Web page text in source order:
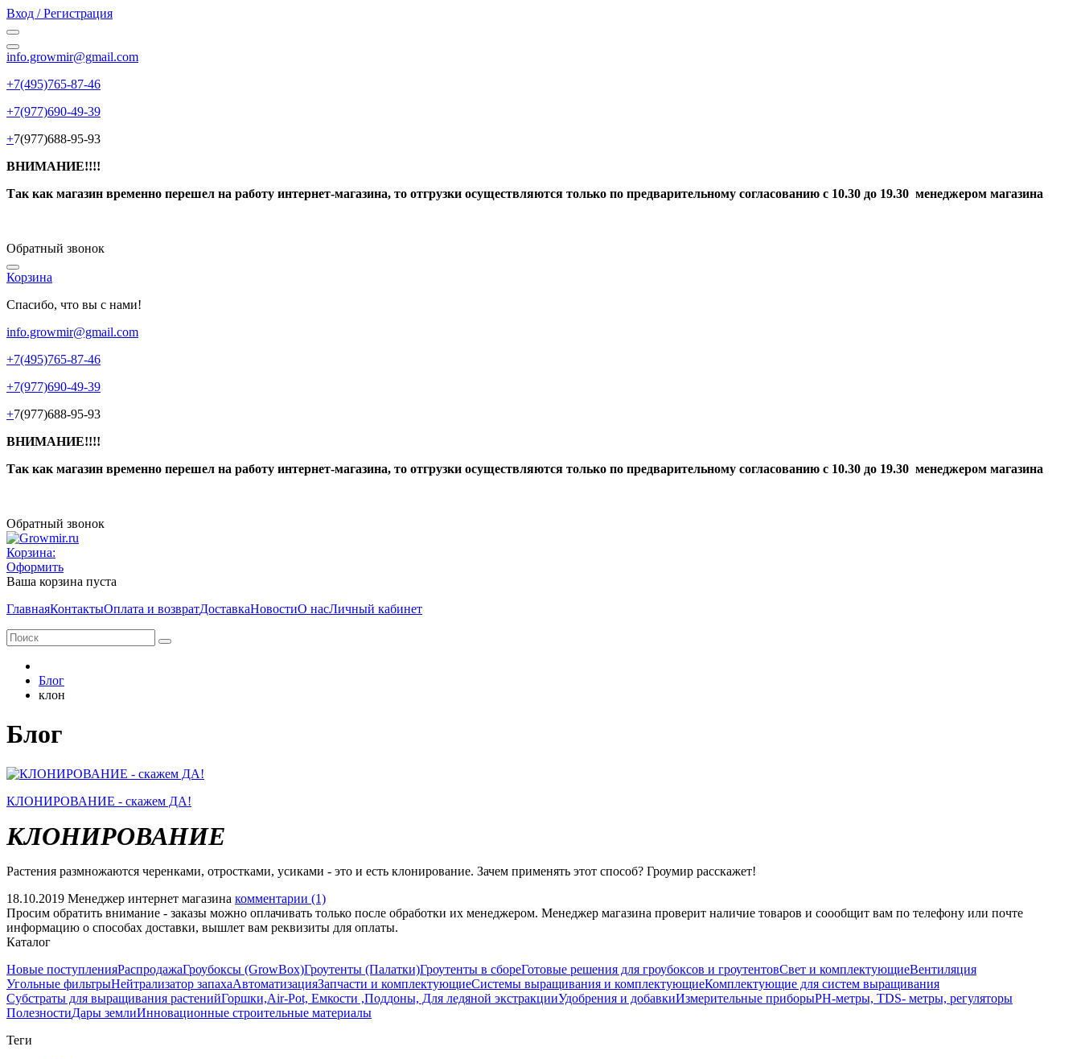
Вход / Регистрация
info.growmir@gmail.com
+7(495)765-87-46
+7(977)690-49-39
+7(977)688-95-93
ВНИМАНИЕ!!!!
Так как магазин временно перешел на работу интернет-магазина, то отгрузки осуществляются только по предварительному согласованию с 10.30 до 19.30 менеджером магазина
Обратный звонок
Корзина
Спасибо, что вы с нами!
info.growmir@gmail.com
+7(495)765-87-46
+7(977)690-49-39
+7(977)688-95-93
ВНИМАНИЕ!!!!
Так как магазин временно перешел на работу интернет-магазина, то отгрузки осуществляются только по предварительному согласованию с 10.30 до 19.30 менеджером магазина
Обратный звонок
Корзина:
Оформить
Ваша корзина пуста
ГлавнаяКонтактыОплата и возвратДоставкаНовостиО насЛичный кабинет
Блог
клон
Блог
КЛОНИРОВАНИЕ - скажем ДА!
КЛОНИРОВАНИЕ
Растения размножаются черенками, отростками, усиками - это и есть клонирование. Зачем применять этот способ? Гроумир расскажет!
18.10.2019 Менеджер интернет магазина комментарии (1)
Просим обратить внимание - заказы можно оплачивать только после обработки их менеджером. Менеджер магазина проверит наличие товаров и соообщит вам по телефону или почте
информацию о способах доставки, вышлет вам реквизиты для оплаты.
Каталог
Новые поступленияРаспродажаГроубоксы (GrowBox)Гроутенты (Палатки)Гроутенты в сбореГотовые решения для гроубоксов и гроутентовСвет и комплектующиеВентиляция
Угольные фильтрыНейтрализатор запахаАвтоматизацияЗапчасти и комплектующиеСистемы выращивания и комплектующиеКомплектующие для систем выращивания
Субстраты для выращивания растенийГоршки,Air-Pot, Емкости ,Поддоны, Для ледяной экстракцииУдобрения и добавкиИзмерительные приборыРН-метры, TDS- метры, регуляторы
ПолезностиДары землиИнновационные строительные материалы
Теги